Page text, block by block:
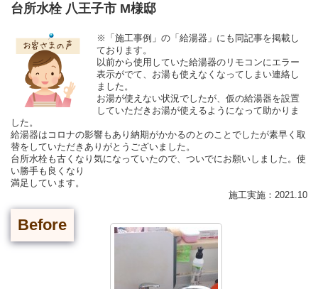
台所水栓 八王子市 M様邸
※「施工事例」の「給湯器」にも同記事を掲載し
ております。
以前から使用していた給湯器のリモコンにエラー
表示がでて、お湯も使えなくなってしまい連絡し
ました。
お湯が使えない状況でしたが、仮の給湯器を設置
していただきお湯が使えるようになって助かりま
した。
給湯器はコロナの影響もあり納期がかかるのとのことでしたが素早く取
替をしていただきありがとうございました。
台所水栓も古くなり気になっていたので、ついでにお願いしました。使
い勝手も良くなり
満足しています。
施工実施：2021.10
Before